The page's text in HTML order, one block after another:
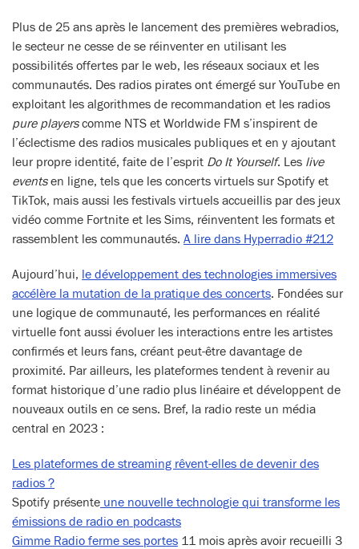
Plus de 25 ans après le lancement des premières webradios,
le secteur ne cesse de se réinventer en utilisant les
possibilités offertes par le web, les réseaux sociaux et les
communautés. Des radios pirates ont émergé sur YouTube en
exploitant les algorithmes de recommandation et les radios
pure playerscomme NTS et Worldwide FM s’inspirent de
l’éclectisme des radios musicales publiques et en y ajoutant
leur propre identité, faite de l’esprit Do It Yourself. Les live
eventsen ligne, tels que les concerts virtuels sur Spotify et
TikTok, mais aussi les festivals virtuels accueillis par des jeux
vidéo comme Fortnite et les Sims, réinventent les formats et
rassemblent les communautés. A lire dans Hyperradio #212
Aujourd’hui, le développement des technologies immersives
accélère la mutation de la pratique des concerts. Fondées sur
une logique de communauté, les performances en réalité
virtuelle font aussi évoluer les interactions entre les artistes
confirmés et leurs fans, créant peut-être davantage de
proximité. Par ailleurs, les plateformes tendent à revenir au
format historique d’une radio plus linéaire et développent de
nouveaux outils en ce sens. Bref, la radio reste un média
central en 2023 :
Les plateformes de streaming rêvent-elles de devenir des
radios ?
Spotify présente une nouvelle technologie qui transforme les
émissions de radio en podcasts
Gimme Radio ferme ses portes 11 mois après avoir recueilli 3